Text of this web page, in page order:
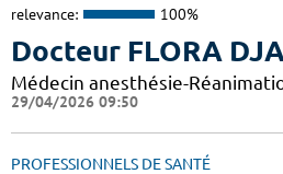
relevance: 100%
Docteur FLORA
Médecin anesthésie-
29/04/2026 09:50
PROFESSIONNELS DE SANTÉ